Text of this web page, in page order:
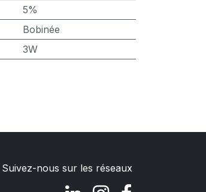
5%
Bobinée
3W
Suivez-nous sur les réseaux